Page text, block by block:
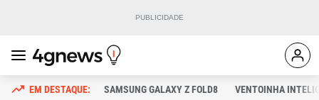
SAMSUNG GALAXY Z FOLD8 VENTOINHA